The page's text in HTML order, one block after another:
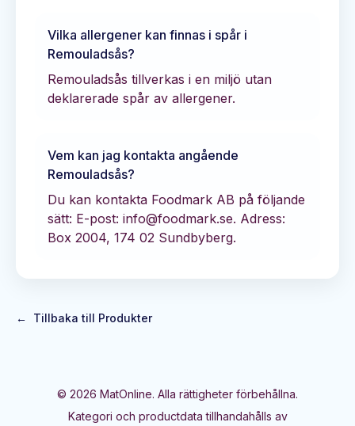
Vilka allergener kan finnas i spår i
Remouladsås?
Remouladsås tillverkas i en miljö utan
deklarerade spår av allergener.
Vem kan jag kontakta angående
Remouladsås?
Du kan kontakta Foodmark AB på följande
sätt: E-post: info@foodmark.se. Adress:
Box 2004, 174 02 Sundbyberg.
← Tillbaka till Produkter
© 2026 MatOnline. Alla rättigheter förbehållna.
Kategori och productdata tillhandahålls av